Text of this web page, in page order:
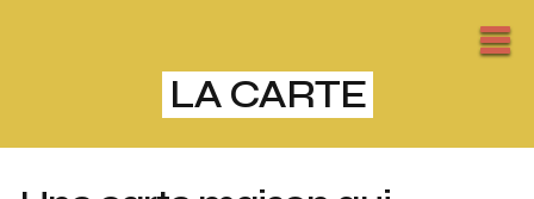
LA CARTE